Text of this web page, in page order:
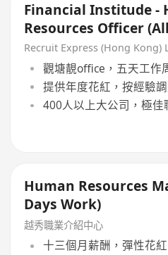
Financial Institude -
Resources Officer
payroll support )
Recruit Express (Hong Kong)
觀塘靚office，五天工作
提供年度花紅，按經驗
400人以上大公司，極佳
Human Resources
Days Work)
越秀職業介紹中心
十三個月薪酬，彈性花紅